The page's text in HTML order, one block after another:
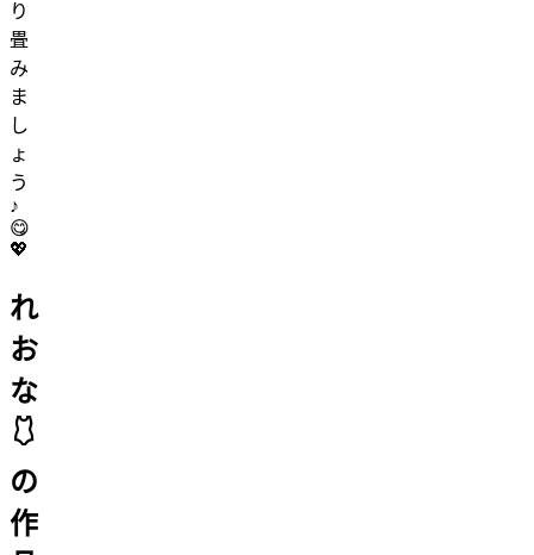
り
畳
み
ま
し
ょ
う
♪
😋
💖
れ
お
な
🩱
の
作